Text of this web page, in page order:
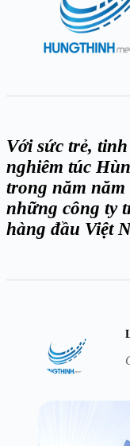
Với sức trẻ,
nghiêm túc
trong năm
những công ty
hàng đầu Việt